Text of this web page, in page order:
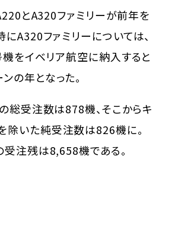
とA320ファミリーが前年を
にA320ファミリーについては、
をイベリア航空に納入すると
の年となった。
総受注数は878機、そこからキ
除いた純受注数は826機に。
注残は8,658機である。